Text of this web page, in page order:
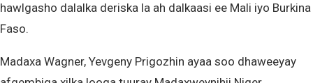
hawlgasho dalalka deriska la ah dalkaasi ee Mali iyo Burkina
Faso.
Madaxa Wagner, Yevgeny Prigozhin ayaa soo dhaweeyay